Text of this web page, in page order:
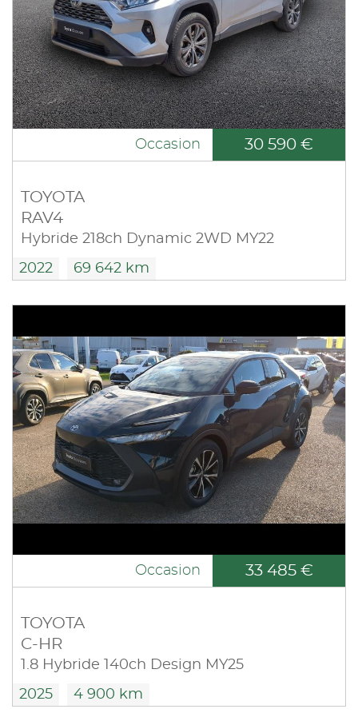
Occasion 30 590 €
TOYOTA
RAV4
Hybride 218ch Dynamic 2WD MY22
2022 69 642 km
Occasion 33 485 €
TOYOTA
C-HR
1.8 Hybride 140ch Design MY25
2025 4 900 km